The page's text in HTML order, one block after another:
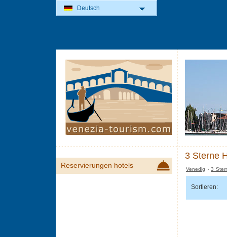
3 Sterne
Venedig ›3
Sortieren:
Reservierungen hotels
Deutsch